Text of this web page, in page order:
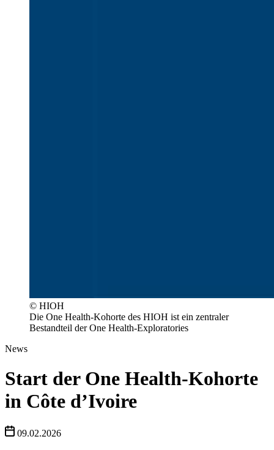
© HIOH
Die One Health-Kohorte des HIOH ist ein zentraler
Bestandteil der One Health-Exploratories
News
Start der One Health-Kohorte
in Côte d’Ivoire
09.02.2026